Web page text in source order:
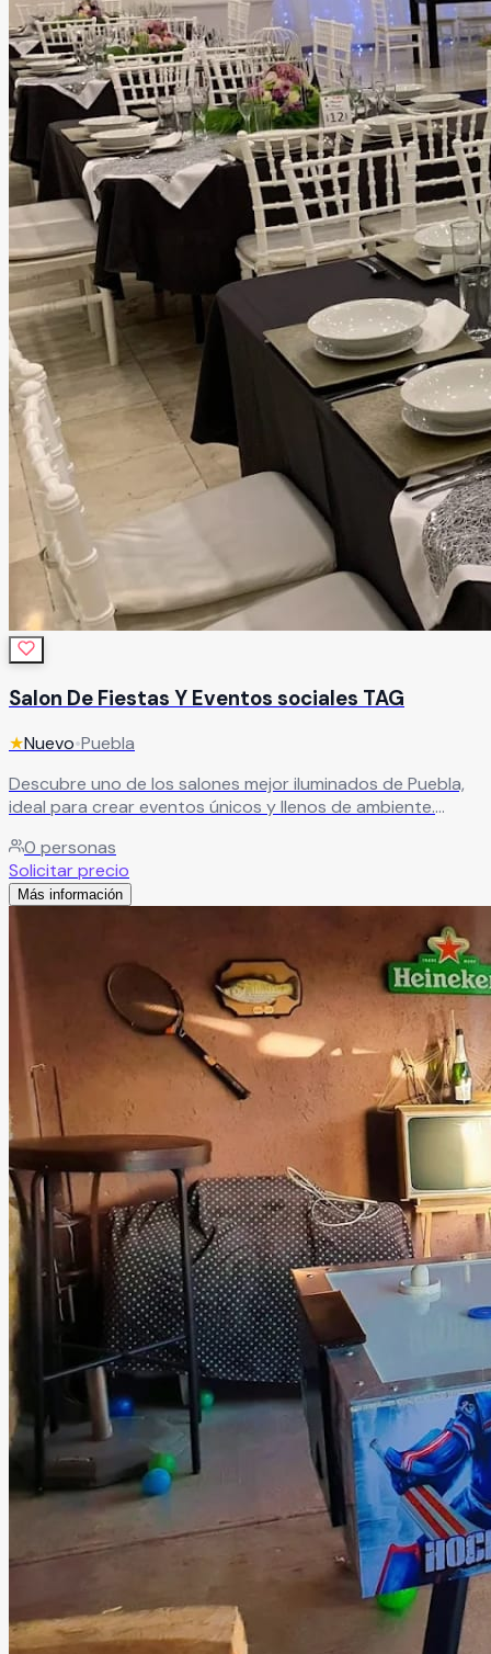
Salon De Fiestas Y Eventos sociales TAG
★Nuevo•Puebla
Descubre uno de los salones mejor iluminados de Puebla,
ideal para crear eventos únicos y llenos de ambiente.
refrescos, servicio de meseros, DJ profesional, limpieza,
seguridad, vigilancia y estacionamiento disponible las 24
horas. Ven a conocernos.
0 personas
Solicitar precio
Más información